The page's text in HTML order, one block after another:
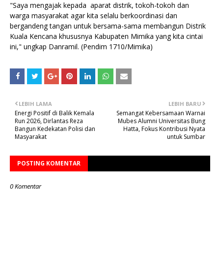
"Saya mengajak kepada aparat distrik, tokoh-tokoh dan
warga masyarakat agar kita selalu berkoordinasi dan
bergandeng tangan untuk bersama-sama membangun Distrik
Kuala Kencana khususnya Kabupaten Mimika yang kita cintai
ini," ungkap Danramil. (Pendim 1710/Mimika)
LEBIH BARU
Semangat Kebersamaan Warnai
Mubes Alumni Universitas Bung
Hatta, Fokus Kontribusi Nyata
untuk Sumbar
LEBIH LAMA
Energi Positif di Balik Kemala
Run 2026, Dirlantas Reza
Bangun Kedekatan Polisi dan
Masyarakat
POSTING KOMENTAR
0 Komentar